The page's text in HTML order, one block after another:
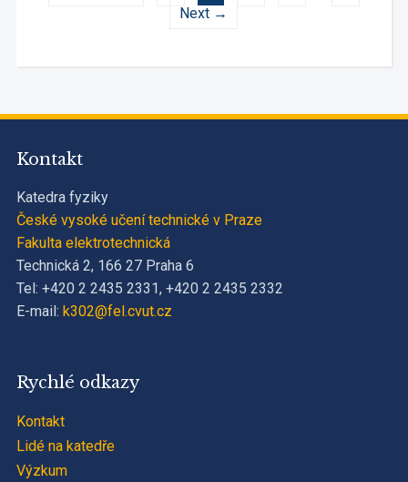
Next →
Kontakt
Katedra fyziky
České vysoké učení technické v Praze
Fakulta elektrotechnická
Technická 2, 166 27 Praha 6
Tel: +420 2 2435 2331, +420 2 2435 2332
E-mail: k302@fel.cvut.cz
Rychlé odkazy
Kontakt
Lidé na katedře
Výzkum